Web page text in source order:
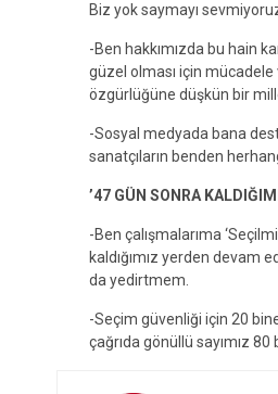
Biz yok saymayı
-Ben hakkımızda bu hain
güzel olması için
özgürlüğüne düşkün bir
-Sosyal medyada bana
sanatçıların benden
’47 GÜN SONRA
-Ben çalışmalarıma
kaldığımız yerden devam
da yedirtmem.
-Seçim güvenliği için 20
çağrıda gönüllü sayımız 80